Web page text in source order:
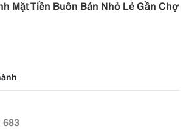
Mặt Tiền Buôn Bán Nhỏ Lẻ Gần Chợ
683